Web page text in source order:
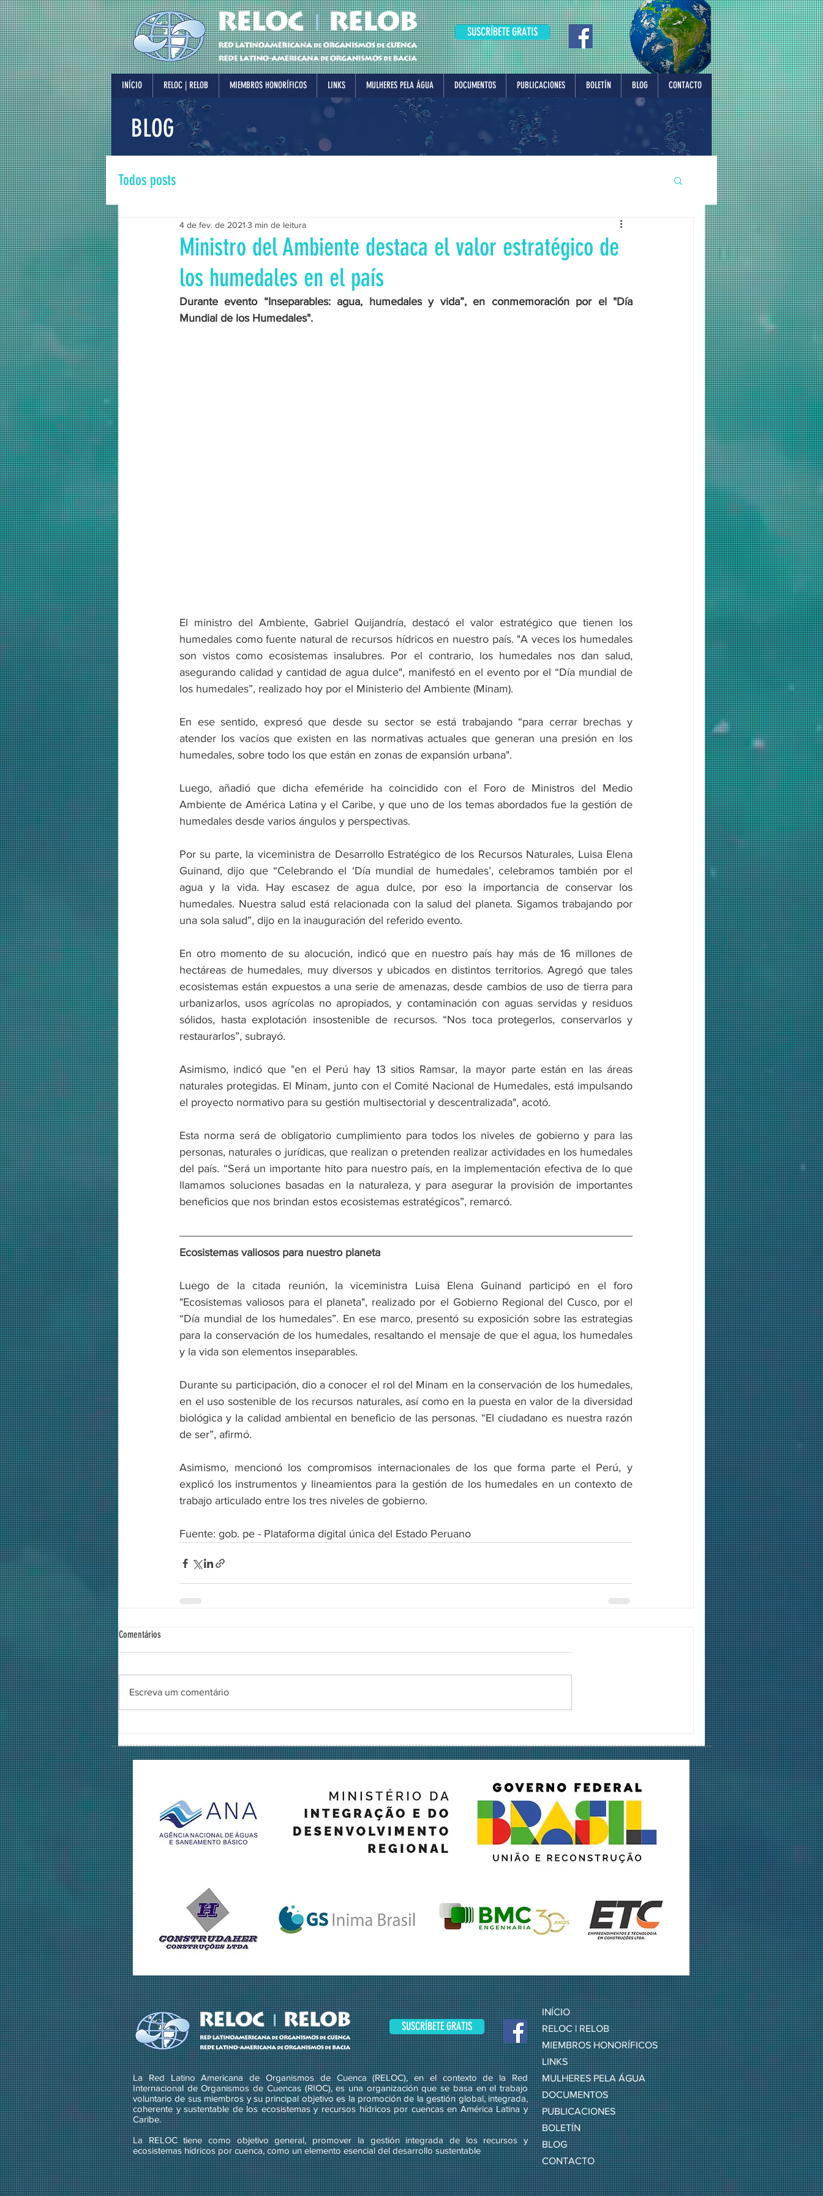
SUSCRÍBETE GRATIS
INÍCIO RELOC | RELOB MIEMBROS HONORÍFICOS LINKS MULHERES PELA ÁGUA DOCUMENTOS PUBLICACIONES BOLETÍN BLOG CONTACTO
BLOG
Todos posts
Ministro del Ambiente destaca el valor estratégico de
los humedales en el país
4 de fev. de 2021 3 min de leitura
Durante evento “Inseparables: agua, humedales y vida”, en conmemoración por el "Día
Mundial de los Humedales".
El ministro del Ambiente, Gabriel Quijandría, destacó el valor estratégico que tienen los
humedales como fuente natural de recursos hídricos en nuestro país. "A veces los humedales
son vistos como ecosistemas insalubres. Por el contrario, los humedales nos dan salud,
asegurando calidad y cantidad de agua dulce", manifestó en el evento por el “Día mundial de
los humedales”, realizado hoy por el Ministerio del Ambiente (Minam).
En ese sentido, expresó que desde su sector se está trabajando “para cerrar brechas y
atender los vacíos que existen en las normativas actuales que generan una presión en los
humedales, sobre todo los que están en zonas de expansión urbana".
Luego, añadió que dicha efeméride ha coincidido con el Foro de Ministros del Medio
Ambiente de América Latina y el Caribe, y que uno de los temas abordados fue la gestión de
humedales desde varios ángulos y perspectivas.
Por su parte, la viceministra de Desarrollo Estratégico de los Recursos Naturales, Luisa Elena
Guinand, dijo que “Celebrando el ‘Día mundial de humedales’, celebramos también por el
agua y la vida. Hay escasez de agua dulce, por eso la importancia de conservar los
humedales. Nuestra salud está relacionada con la salud del planeta. Sigamos trabajando por
una sola salud”, dijo en la inauguración del referido evento.
En otro momento de su alocución, indicó que en nuestro país hay más de 16 millones de
hectáreas de humedales, muy diversos y ubicados en distintos territorios. Agregó que tales
ecosistemas están expuestos a una serie de amenazas, desde cambios de uso de tierra para
urbanizarlos, usos agrícolas no apropiados, y contaminación con aguas servidas y residuos
sólidos, hasta explotación insostenible de recursos. “Nos toca protegerlos, conservarlos y
restaurarlos”, subrayó.
Asimismo, indicó que "en el Perú hay 13 sitios Ramsar, la mayor parte están en las áreas
naturales protegidas. El Minam, junto con el Comité Nacional de Humedales, está impulsando
el proyecto normativo para su gestión multisectorial y descentralizada", acotó.
Esta norma será de obligatorio cumplimiento para todos los niveles de gobierno y para las
personas, naturales o jurídicas, que realizan o pretenden realizar actividades en los humedales
del país. “Será un importante hito para nuestro país, en la implementación efectiva de lo que
llamamos soluciones basadas en la naturaleza, y para asegurar la provisión de importantes
beneficios que nos brindan estos ecosistemas estratégicos”, remarcó.
Ecosistemas valiosos para nuestro planeta
Luego de la citada reunión, la viceministra Luisa Elena Guinand participó en el foro
"Ecosistemas valiosos para el planeta", realizado por el Gobierno Regional del Cusco, por el
“Día mundial de los humedales”. En ese marco, presentó su exposición sobre las estrategias
para la conservación de los humedales, resaltando el mensaje de que el agua, los humedales
y la vida son elementos inseparables.
Durante su participación, dio a conocer el rol del Minam en la conservación de los humedales,
en el uso sostenible de los recursos naturales, así como en la puesta en valor de la diversidad
biológica y la calidad ambiental en beneficio de las personas. “El ciudadano es nuestra razón
de ser”, afirmó.
Asimismo, mencionó los compromisos internacionales de los que forma parte el Perú, y
explicó los instrumentos y lineamientos para la gestión de los humedales en un contexto de
trabajo articulado entre los tres niveles de gobierno.
Fuente: gob. pe - Plataforma digital única del Estado Peruano
Comentários
Escreva um comentário
SUSCRÍBETE GRATIS
La Red Latino Americana de Organismos de Cuenca (RELOC), en el contexto de la Red
Internacional de Organismos de Cuencas (RIOC), es una organización que se basa en el trabajo
voluntario de sus miembros y su principal objetivo es la promoción de la gestión global, integrada,
coherente y sustentable de los ecosistemas y recursos hídricos por cuencas en América Latina y
Caribe.
La RELOC tiene como objetivo general, promover la gestión integrada de los recursos y
ecosistemas hídricos por cuenca, como un elemento esencial del desarrollo sustentable
INÍCIO
RELOC | RELOB
MIEMBROS HONORÍFICOS
LINKS
MULHERES PELA ÁGUA
DOCUMENTOS
PUBLICACIONES
BOLETÍN
BLOG
CONTACTO